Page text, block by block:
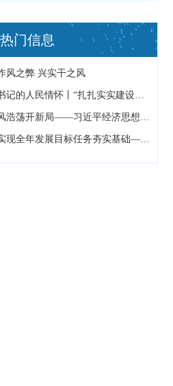
热门信息
风之弊 兴实干之风
总书记的人民情怀丨“扎扎实实建设现代化产...
东风浩荡开新局——习近平经济思想指引中国...
为实现全年发展目标任务夯实基础——习近平...